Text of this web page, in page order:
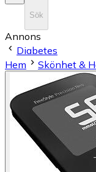
Sök
Annons
Diabetes
Hem
Skönhet &